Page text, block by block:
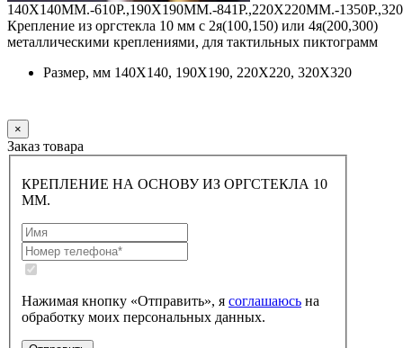
140Х140ММ.-610Р.,190Х190ММ.-841Р.,220Х220ММ.-
Крепление из оргстекла 10 мм с 2я(100,150) или 4я(200,300)
металлическими креплениями, для тактильных пиктограмм
Размер, мм 140Х140, 190Х190, 220Х220, 320Х320
×
Заказ товара
КРЕПЛЕНИЕ НА ОСНОВУ ИЗ ОРГСТЕКЛА 10
ММ.
Нажимая кнопку «Отправить», я соглашаюсь на
обработку моих персональных данных.